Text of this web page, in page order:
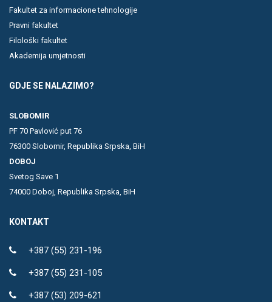
Fakultet za informacione tehnologije
Pravni fakultet
Filološki fakultet
Akademija umjetnosti
GDJE SE NALAZIMO?
SLOBOMIR
PF 70 Pavlović put 76
76300 Slobomir, Republika Srpska, BiH
DOBOJ
Svetog Save 1
74000 Doboj, Republika Srpska, BiH
KONTAKT
+387 (55) 231-196
+387 (55) 231-105
+387 (53) 209-621